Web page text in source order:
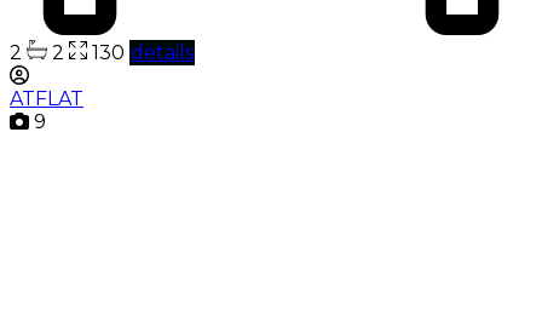
2 2 130 details
ATFLAT
9